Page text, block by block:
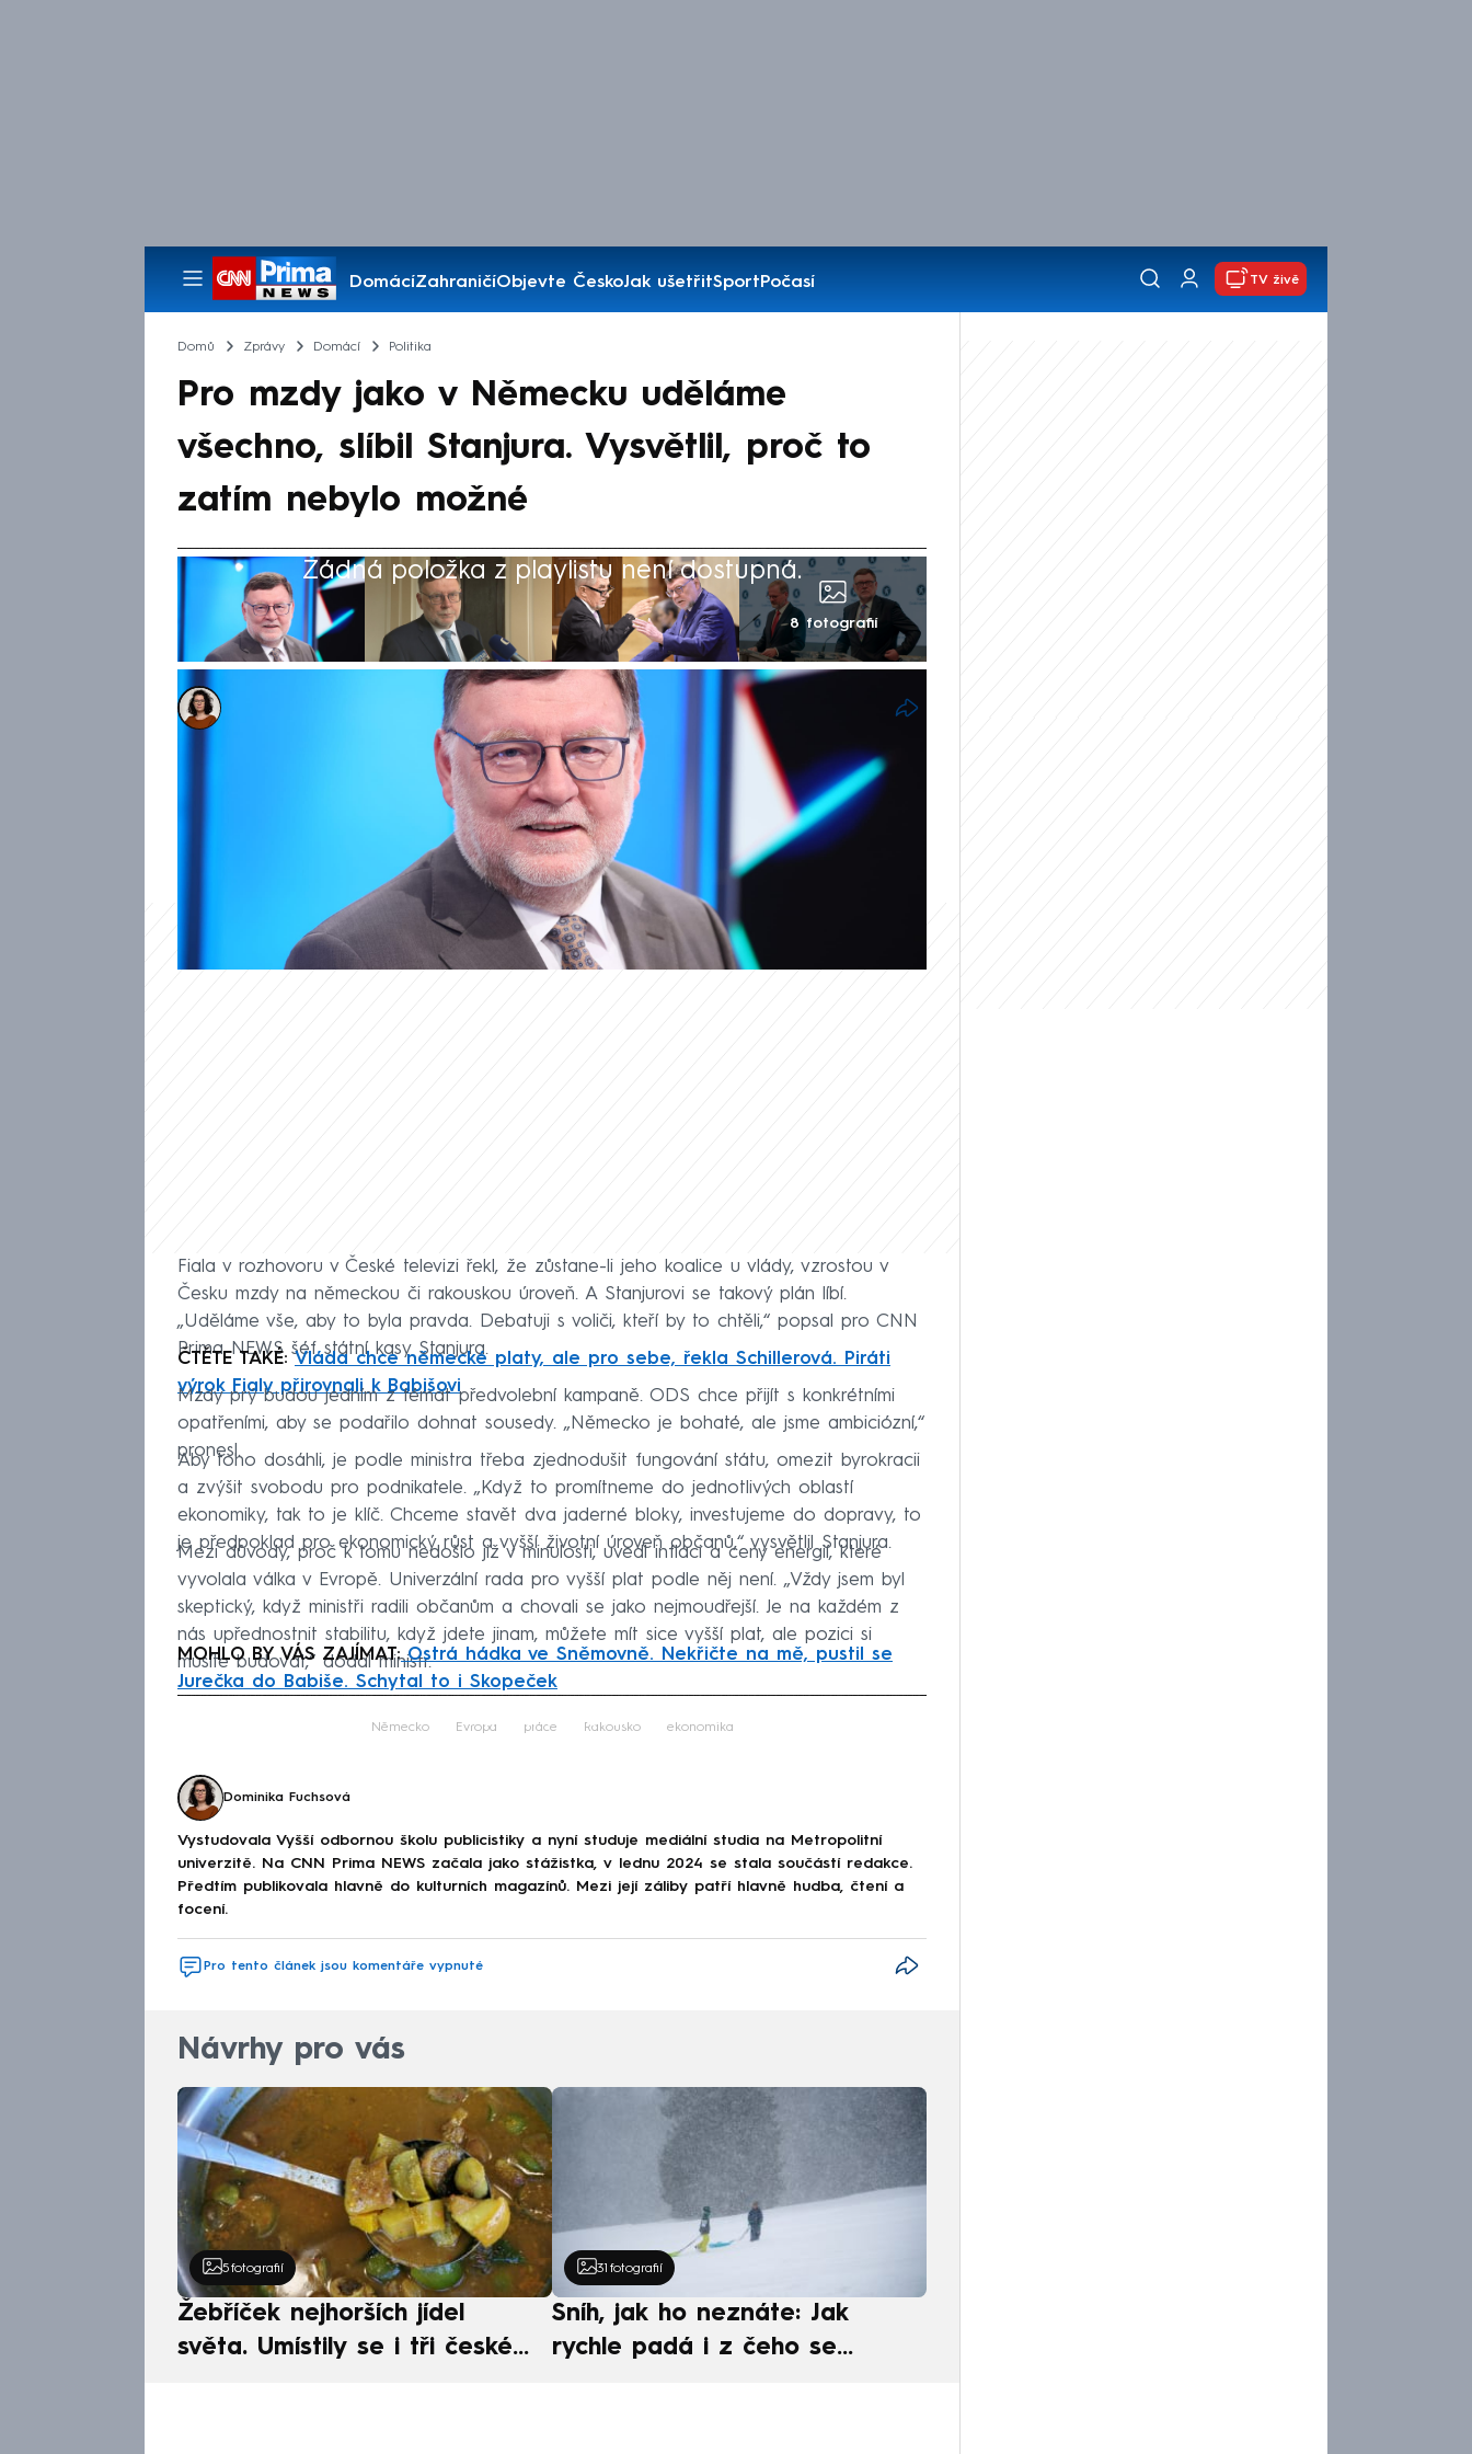
DomácíZahraničíObjevte ČeskoJak ušetřitSportPočasí
Pořady
TV živě
Domů Zprávy Domácí Politika
Pro mzdy jako v Německu uděláme
všechno, slíbil Stanjura. Vysvětlil, proč to
zatím nebylo možné
Žádná položka z playlistu není dostupná.
8 fotografií
Dominika Fuchsová
21. lis 2024, 11:39
Ministr financí Zbyněk Stanjura (ODS) ve vysílání CNN Prima NEWS
navázal na slova premiéra Petra Fialy a slíbil, že vláda udělá vše, aby
mzdy vzrostly na německou úroveň. Zatím to podle jeho slov nebylo
možné kvůli inflaci a cenám energií.
Fiala v rozhovoru v České televizi řekl, že zůstane-li jeho koalice u vlády, vzrostou v
Česku mzdy na německou či rakouskou úroveň. A Stanjurovi se takový plán líbí.
„Uděláme vše, aby to byla pravda. Debatuji s voliči, kteří by to chtěli,“ popsal pro CNN
Prima NEWS šéf státní kasy Stanjura.
ČTĚTE TAKÉ:Vláda chce německé platy, ale pro sebe, řekla Schillerová. Piráti
výrok Fialy přirovnali k Babišovi
Mzdy prý budou jedním z témat předvolební kampaně. ODS chce přijít s konkrétními
opatřeními, aby se podařilo dohnat sousedy. „Německo je bohaté, ale jsme ambiciózní,“
pronesl.
Aby toho dosáhli, je podle ministra třeba zjednodušit fungování státu, omezit byrokracii
a zvýšit svobodu pro podnikatele. „Když to promítneme do jednotlivých oblastí
ekonomiky, tak to je klíč. Chceme stavět dva jaderné bloky, investujeme do dopravy, to
je předpoklad pro ekonomický růst a vyšší životní úroveň občanů,“ vysvětlil Stanjura.
Mezi důvody, proč k tomu nedošlo již v minulosti, uvedl inflaci a ceny energií, které
vyvolala válka v Evropě. Univerzální rada pro vyšší plat podle něj není. „Vždy jsem byl
skeptický, když ministři radili občanům a chovali se jako nejmoudřejší. Je na každém z
nás upřednostnit stabilitu, když jdete jinam, můžete mít sice vyšší plat, ale pozici si
musíte budovat,“ dodal ministr.
MOHLO BY VÁS ZAJÍMAT:Ostrá hádka ve Sněmovně. Nekřičte na mě, pustil se
Jurečka do Babiše. Schytal to i Skopeček
Failed to fetch
Německo Evropa práce Rakousko ekonomika
Dominika Fuchsová
Vystudovala Vyšší odbornou školu publicistiky a nyní studuje mediální studia na Metropolitní
univerzitě. Na CNN Prima NEWS začala jako stážistka, v lednu 2024 se stala součástí redakce.
Předtím publikovala hlavně do kulturních magazínů. Mezi její záliby patří hlavně hudba, čtení a
focení.
Pro tento článek jsou komentáře vypnuté
Návrhy pro vás
5 fotografií
Žebříček nejhorších jídel
světa. Umístily se i tři české
31 fotografií
Sníh, jak ho neznáte: Jak
rychle padá i z čeho se